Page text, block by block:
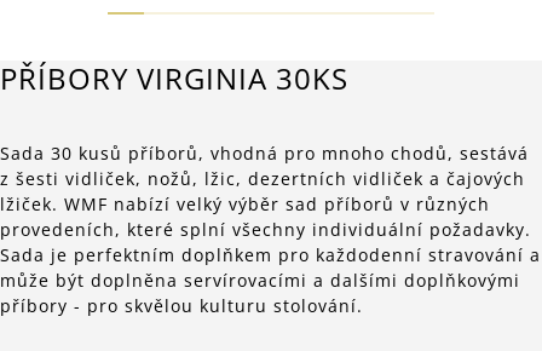
PŘÍBORY VIRGINIA 30KS
Sada 30 kusů příborů, vhodná pro mnoho chodů, sestává
z šesti vidliček, nožů, lžic, dezertních vidliček a čajových
lžiček. WMF nabízí velký výběr sad příborů v různých
provedeních, které splní všechny individuální požadavky.
Sada je perfektním doplňkem pro každodenní stravování a
může být doplněna servírovacími a dalšími doplňkovými
příbory - pro skvělou kulturu stolování.